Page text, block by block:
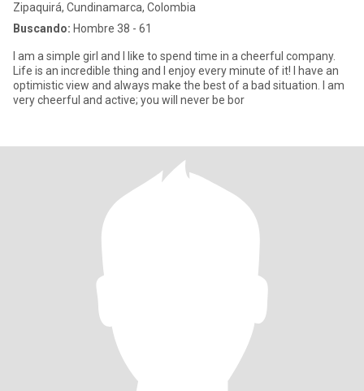
Zipaquirá, Cundinamarca, Colombia
Buscando: Hombre 38 - 61
I am a simple girl and I like to spend time in a cheerful company.
Life is an incredible thing and I enjoy every minute of it! I have an
optimistic view and always make the best of a bad situation. I am
very cheerful and active; you will never be bor